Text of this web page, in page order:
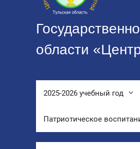
области
2025-2026 учебный год
Патриотическое